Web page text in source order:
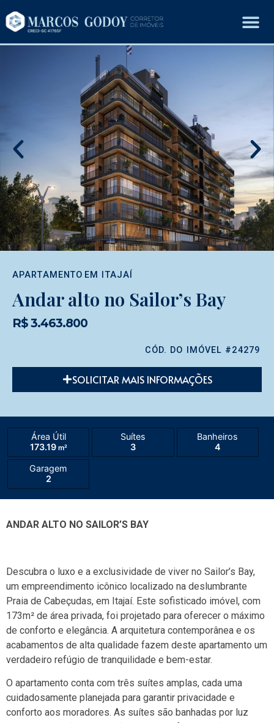
APARTAMENTO EM ITAJAÍ
Andar alto no Sailor’s Bay
R$ 3.463.800
CÓD. DO IMÓVEL #24279
SOLICITAR MAIS INFORMAÇÕES
Área Útil
173.19m²
Suítes
3
Banheiros
4
Garagem
2
ANDAR ALTO NO SAILOR’S BAY
Descubra o luxo e a exclusividade de viver no Sailor’s Bay,
um empreendimento icônico localizado na deslumbrante
Praia de Cabeçudas, em Itajaí. Este sofisticado imóvel, com
173m² de área privada, foi projetado para oferecer o máximo
de conforto e elegância. A arquitetura contemporânea e os
acabamentos de alta qualidade fazem deste apartamento um
verdadeiro refúgio de tranquilidade e bem-estar.
O apartamento conta com três suítes amplas, cada uma
cuidadosamente planejada para garantir privacidade e
conforto aos moradores. As suítes são banhadas por luz